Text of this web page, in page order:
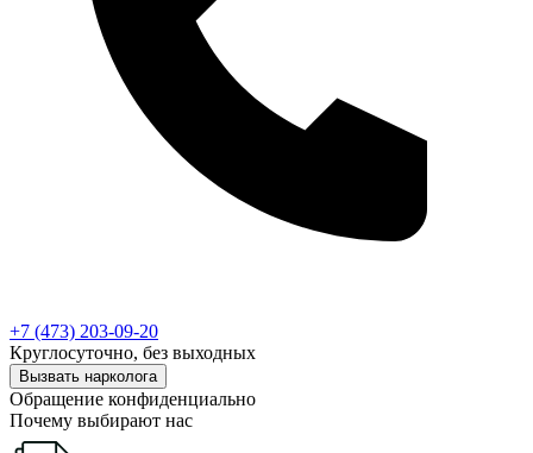
+7 (473) 203-09-20
Круглосуточно, без выходных
Вызвать нарколога
Обращение конфиденциально
Почему выбирают нас